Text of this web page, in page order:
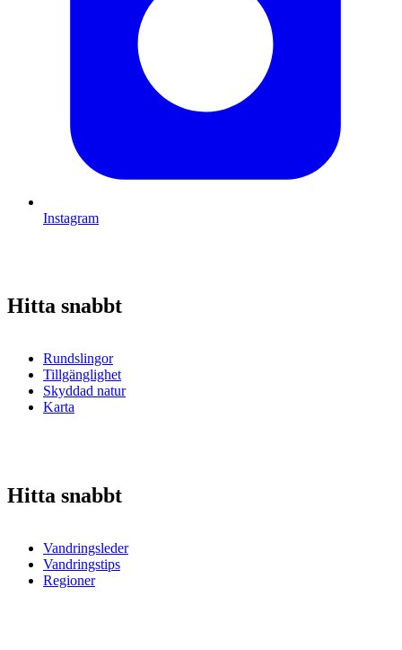
Instagram
Hitta snabbt
Rundslingor
Tillgänglighet
Skyddad natur
Karta
Hitta snabbt
Vandringsleder
Vandringstips
Regioner